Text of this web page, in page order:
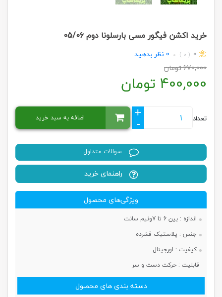
خرید اکشن فیگور مسی بارسلونا دوم 05/06
0
( 0 )
0 نظر بدهید
670,000تومان
400,000 تومان
تعداد
+
-
اضافه به سبد خرید
سوالات متداول
راهنمای خرید
ویژگی‌های محصول
اندازه : بین 6 تا 7ونیم سانت
جنس : پلاستیک فشرده
کیفیت : اورجینال
قابلیت : حرکت دست و سر
دسته بندی های محصول